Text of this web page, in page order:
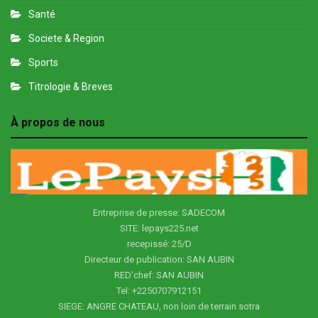
Santé
Societe & Region
Sports
Titrologie & Breves
À propos de nous
Entreprise de presse: SADECOM
SITE: lepays225.net
recepissé: 25/D
Directeur de publication: SAN AUBIN
RED'chef: SAN AUBIN
Tel: +2250707912151
SIEGE: ANGRE CHATEAU, non loin de terrain sotra